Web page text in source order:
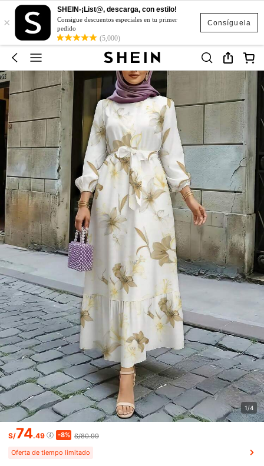
Consíguela
×
SHEIN-¡List@, descarga, con estilo!
Consigue descuentos especiales en tu primer
pedido
(5,000)
1/4
S/74.49 -8% S/80.99
Oferta de tiempo limitado